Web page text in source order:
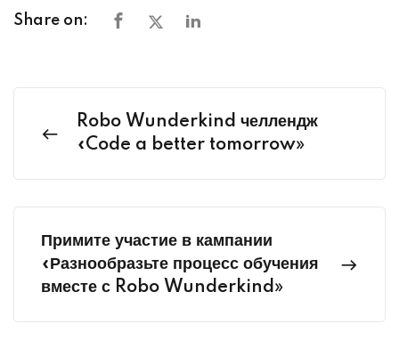
Share on:
Robo Wunderkind челлендж
«Code a better tomorrow»
Примите участие в кампании
«Разнообразьте процесс обучения
вместе с Robo Wunderkind»